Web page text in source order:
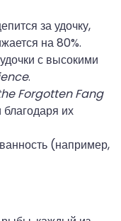
за удочку,
на 80%.
с высокими
.
Forgotten Fang
их
(например,